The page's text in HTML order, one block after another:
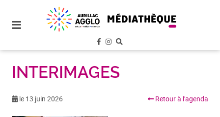
site
INTERIMAGES
le 13 juin 2026 Retour à l'agenda